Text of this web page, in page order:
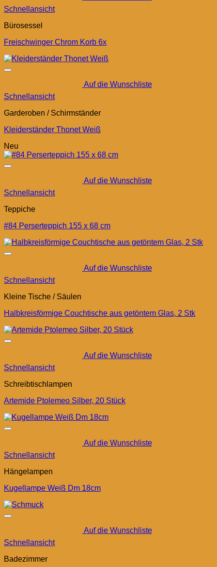
Schnellansicht
Bürosessel
Freischwinger Chrom Korb 6x
Auf die Wunschliste
Schnellansicht
Garderoben / Schirmständer
Kleiderständer Thonet Weiß
Neu
Auf die Wunschliste
Schnellansicht
Teppiche
#84 Perserteppich 155 x 68 cm
Auf die Wunschliste
Schnellansicht
Kleine Tische / Säulen
Halbkreisförmige Couchtische aus getöntem Glas, 2 Stk
Auf die Wunschliste
Schnellansicht
Schreibtischlampen
Artemide Ptolemeo Silber, 20 Stück
Auf die Wunschliste
Schnellansicht
Hängelampen
Kugellampe Weiß Dm 18cm
Auf die Wunschliste
Schnellansicht
Badezimmer